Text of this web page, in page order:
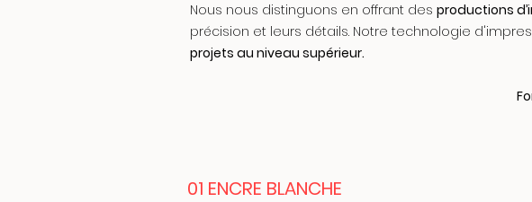
Nous nous distinguons en offrant des productions
précision et leurs détails. Notre technologie
projets au niveau supérieur.
01 ENCRE BLANCHE